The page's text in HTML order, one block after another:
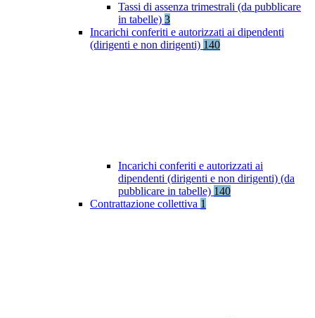
Tassi di assenza trimestrali (da pubblicare
in tabelle) 3
Incarichi conferiti e autorizzati ai dipendenti
(dirigenti e non dirigenti) 140
Incarichi conferiti e autorizzati ai
dipendenti (dirigenti e non dirigenti) (da
pubblicare in tabelle) 140
Contrattazione collettiva 1